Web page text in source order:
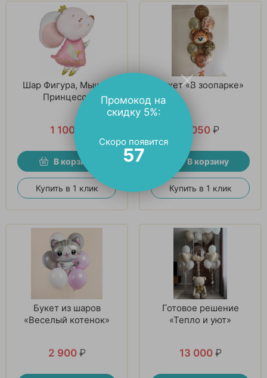
Шар Фигура, Мышка
Принцесса
1 100
В корзину
Купить в 1 клик
Букет «В зоопарке»
3 050 ₽
В корзину
Купить в 1 клик
Букет из шаров
«Веселый котенок»
2 900 ₽
Готовое решение
«Тепло и уют»
13 000 ₽
Промокод на
скидку 5%:
Скоро появится
56